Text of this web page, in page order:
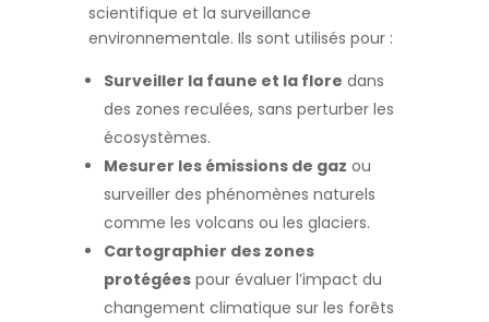
scientifique et la surveillance
environnementale. Ils sont utilisés pour :
Surveiller la faune et la flore dans
des zones reculées, sans perturber les
écosystèmes.
Mesurer les émissions de gaz ou
surveiller des phénomènes naturels
comme les volcans ou les glaciers.
Cartographier des zones
protégées pour évaluer l’impact du
changement climatique sur les forêts